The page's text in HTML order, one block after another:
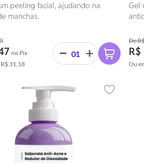
peeling facial, ajudando na
manchas.
no Pix
R$ 31,18
Gel
R$
Ou
Adicionar